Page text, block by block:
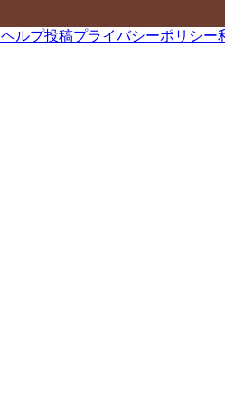
ヘルプ投稿プライバシーポリシー